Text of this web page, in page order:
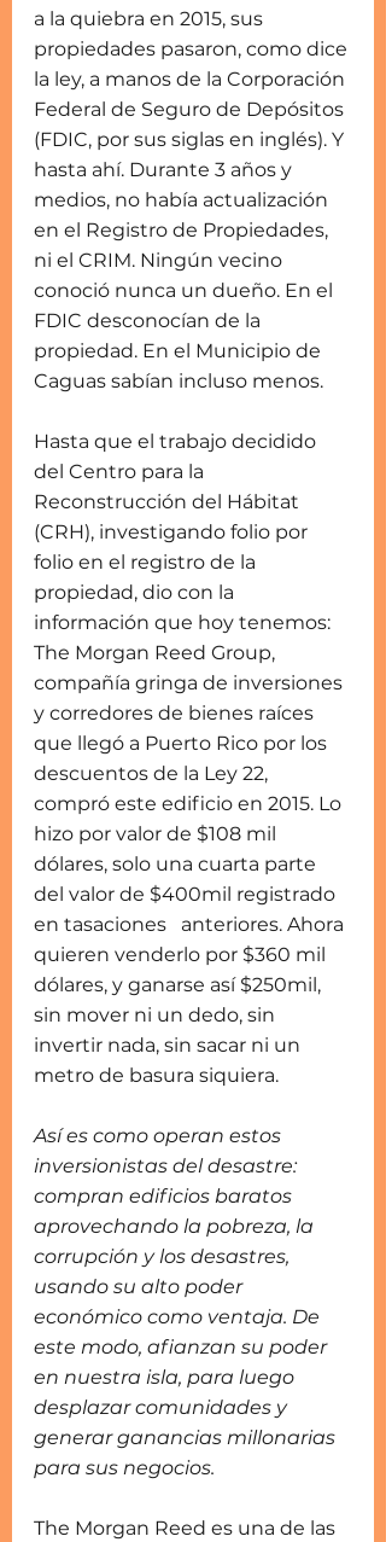
a la quiebra en 2015, sus
propiedades pasaron, como dice
la ley, a manos de la Corporación
Federal de Seguro de Depósitos
(FDIC, por sus siglas en inglés). Y
hasta ahí. Durante 3 años y
medios, no había actualización
en el Registro de Propiedades,
ni el CRIM. Ningún vecino
conoció nunca un dueño. En el
FDIC desconocían de la
propiedad. En el Municipio de
Caguas sabían incluso menos.
Hasta que el trabajo decidido
del Centro para la
Reconstrucción del Hábitat
(CRH), investigando folio por
folio en el registro de la
propiedad, dio con la
información que hoy tenemos:
The Morgan Reed Group,
compañía gringa de inversiones
y corredores de bienes raíces
que llegó a Puerto Rico por los
descuentos de la Ley 22,
compró este edificio en 2015. Lo
hizo por valor de $108 mil
dólares, solo una cuarta parte
del valor de $400mil registrado
en tasaciones   anteriores. Ahora
quieren venderlo por $360 mil
dólares, y ganarse así $250mil,
sin mover ni un dedo, sin
invertir nada, sin sacar ni un
metro de basura siquiera.
Así es como operan estos
inversionistas del desastre:
compran edificios baratos
aprovechando la pobreza, la
corrupción y los desastres,
usando su alto poder
económico como ventaja. De
este modo, afianzan su poder
en nuestra isla, para luego
desplazar comunidades y
generar ganancias millonarias
para sus negocios.
The Morgan Reed es una de las